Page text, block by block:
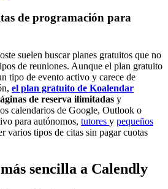
de programación para
suelen buscar planes gratuitos que no
de reuniones. Aunque el plan gratuito
tipo de evento activo y carece de
el plan gratuito de Koalendar
de reserva ilimitadas y
calendarios de Google, Outlook o
para autónomos, tutores y pequeños
varios tipos de citas sin pagar cuotas
sencilla a Calendly